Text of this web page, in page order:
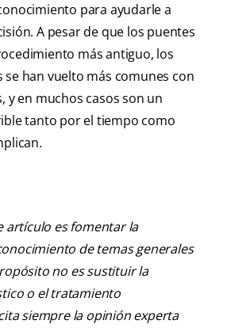
para ayudarle a
A pesar de que los puentes
más antiguo, los
han vuelto más comunes con
y en muchos casos son un
tanto por el tiempo como
artículo es fomentar la
de temas generales
no es sustituir la
o el tratamiento
siempre la opinión experta